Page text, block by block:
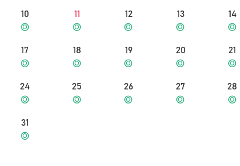
10 11 12 13 14
17 18 19 20 21
24 25 26 27 28
31